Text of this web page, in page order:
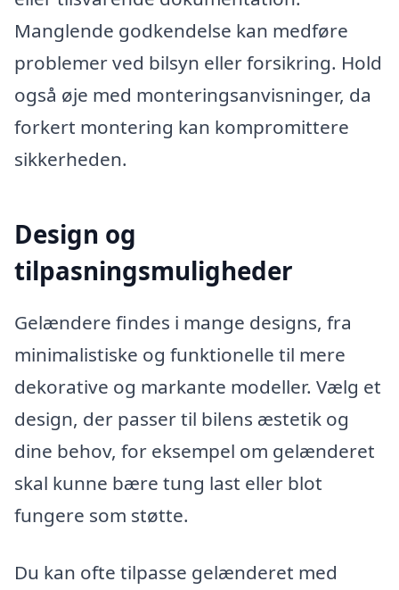
Manglende godkendelse kan medføre
problemer ved bilsyn eller forsikring. Hold
også øje med monteringsanvisninger, da
forkert montering kan kompromittere
sikkerheden.
Design og
tilpasningsmuligheder
Gelændere findes i mange designs, fra
minimalistiske og funktionelle til mere
dekorative og markante modeller. Vælg et
design, der passer til bilens æstetik og
dine behov, for eksempel om gelænderet
skal kunne bære tung last eller blot
fungere som støtte.
Du kan ofte tilpasse gelænderet med